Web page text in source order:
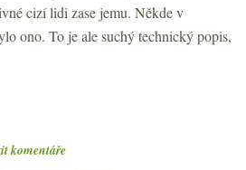
cizí lidi zase jemu. Někde v
ono. To je ale suchý technický popis,
komentáře